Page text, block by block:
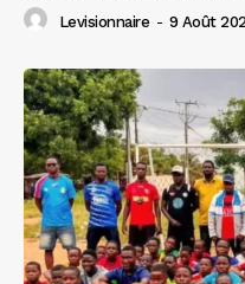
Levisionnaire - 9 Août